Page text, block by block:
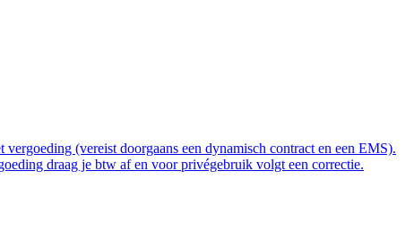
(vereist doorgaans een dynamisch contract en een EMS).
draag je btw af en voor privégebruik volgt een correctie.